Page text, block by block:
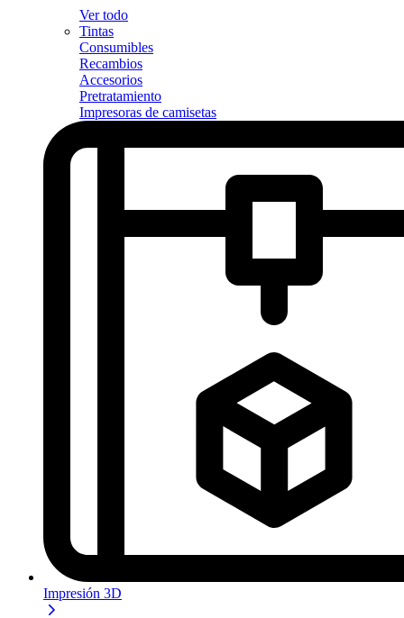
Ver todo
Tintas
Consumibles
Recambios
Accesorios
Pretratamiento
Impresoras de camisetas
Impresión 3D